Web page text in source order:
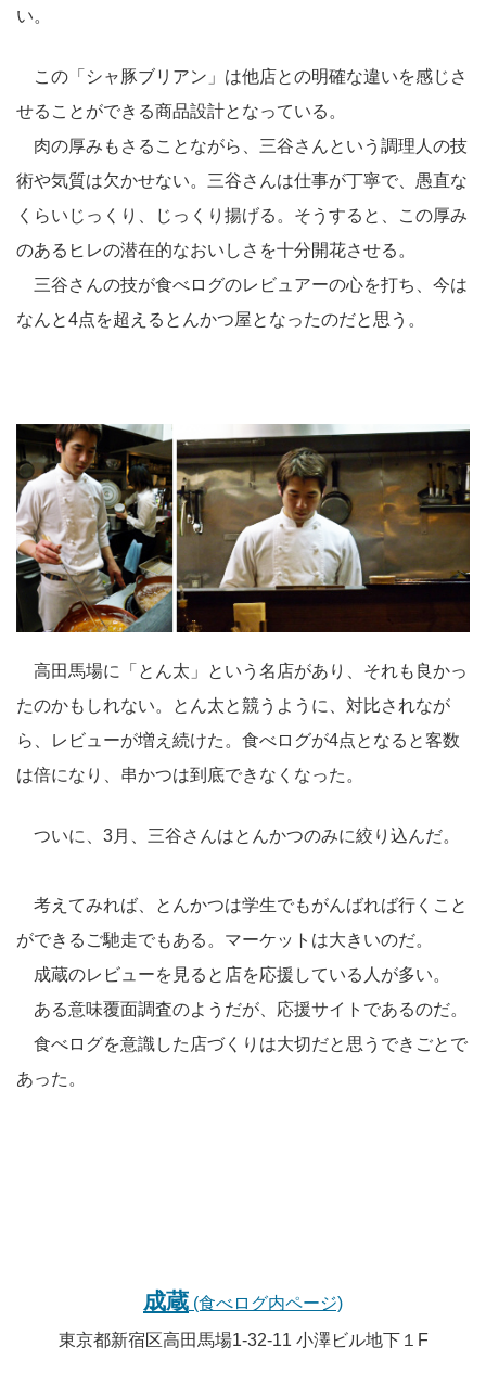
い。
この「シャ豚ブリアン」は他店との明確な違いを感じさ
せることができる商品設計となっている。
肉の厚みもさることながら、三谷さんという調理人の技
術や気質は欠かせない。三谷さんは仕事が丁寧で、愚直な
くらいじっくり、じっくり揚げる。そうすると、この厚み
のあるヒレの潜在的なおいしさを十分開花させる。
三谷さんの技が食べログのレビュアーの心を打ち、今は
なんと4点を超えるとんかつ屋となったのだと思う。
高田馬場に「とん太」という名店があり、それも良かっ
たのかもしれない。とん太と競うように、対比されなが
ら、レビューが増え続けた。食べログが4点となると客数
は倍になり、串かつは到底できなくなった。
ついに、3月、三谷さんはとんかつのみに絞り込んだ。
考えてみれば、とんかつは学生でもがんばれば行くこと
ができるご馳走でもある。マーケットは大きいのだ。
成蔵のレビューを見ると店を応援している人が多い。
ある意味覆面調査のようだが、応援サイトであるのだ。
食べログを意識した店づくりは大切だと思うできごとで
あった。
成蔵 (食べログ内ページ)
東京都新宿区高田馬場1-32-11 小澤ビル地下１F